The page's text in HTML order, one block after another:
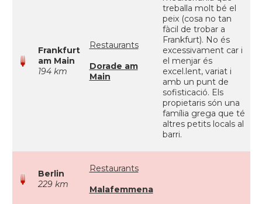
Frankfurt
am Main
194 km
Restaurants
Dorade am
Main
treballa molt bé el
peix (cosa no tan
fàcil de trobar a
Frankfurt). No és
excessivament car i
el menjar és
excel.lent, variat i
amb un punt de
sofisticació. Els
propietaris són una
família grega que té
altres petits locals al
barri.
Berlin
229 km
Restaurants
Malafemmena